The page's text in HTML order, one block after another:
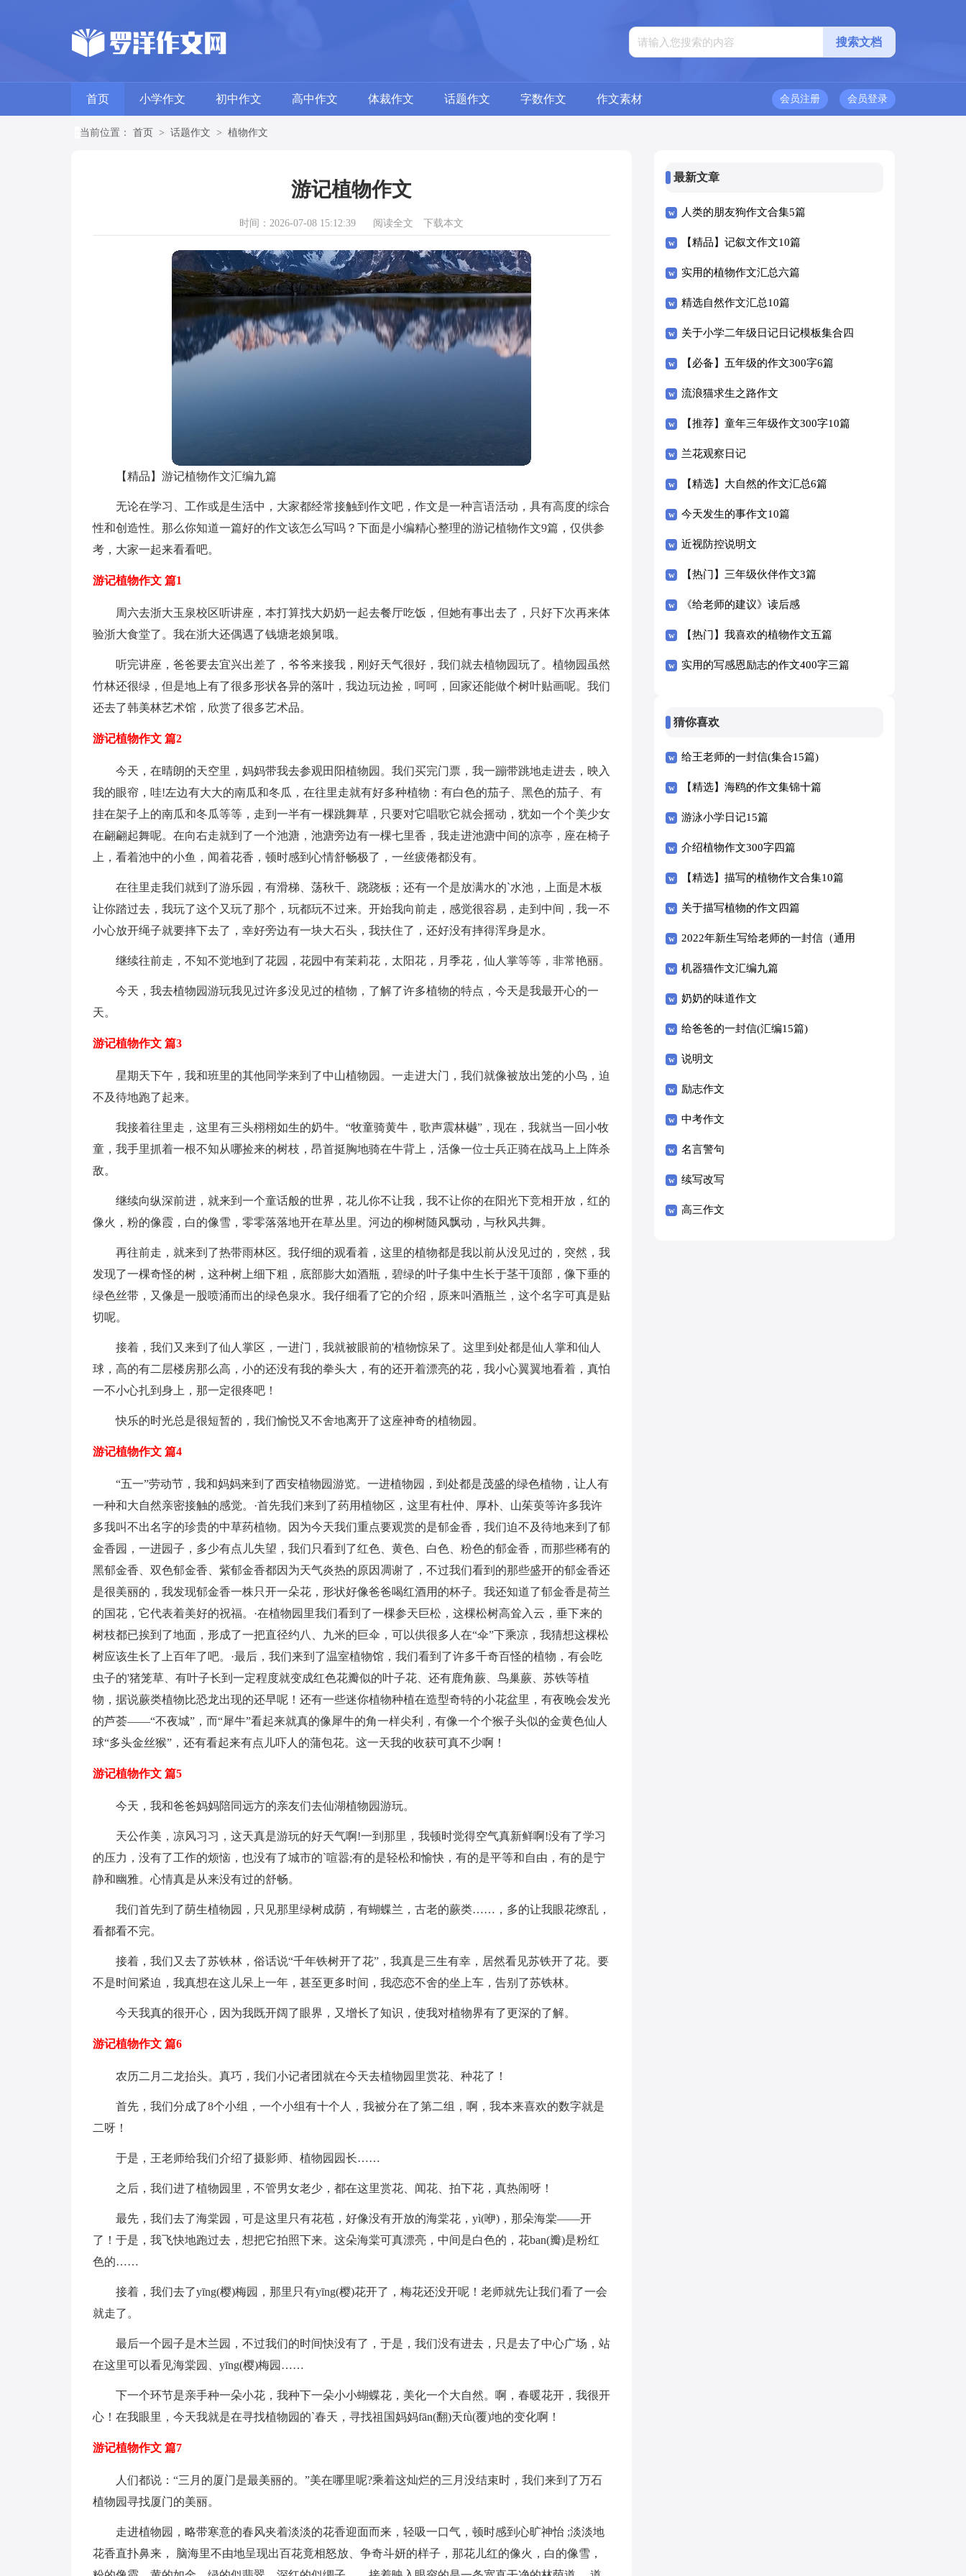
首页 小学作文 初中作文 高中作文 体裁作文 话题作文 字数作文 作文素材 会员登录
会员注册
当前位置： 首页 > 话题作文 > 植物作文
游记植物作文
时间：2026-07-08 15:12:39 阅读全文 下载本文
【精品】游记植物作文汇编九篇
无论在学习、工作或是生活中，大家都经常接触到作文吧，作文是一种言语活动，具有高度的综合
性和创造性。那么你知道一篇好的作文该怎么写吗？下面是小编精心整理的游记植物作文9篇，仅供参
考，大家一起来看看吧。
游记植物作文 篇1
周六去浙大玉泉校区听讲座，本打算找大奶奶一起去餐厅吃饭，但她有事出去了，只好下次再来体
验浙大食堂了。我在浙大还偶遇了钱塘老娘舅哦。
听完讲座，爸爸要去宜兴出差了，爷爷来接我，刚好天气很好，我们就去植物园玩了。植物园虽然
竹林还很绿，但是地上有了很多形状各异的落叶，我边玩边捡，呵呵，回家还能做个树叶贴画呢。我们
还去了韩美林艺术馆，欣赏了很多艺术品。
游记植物作文 篇2
今天，在晴朗的天空里，妈妈带我去参观田阳植物园。我们买完门票，我一蹦带跳地走进去，映入
我的眼帘，哇!左边有大大的南瓜和冬瓜，在往里走就有好多种植物：有白色的茄子、黑色的茄子、有
挂在架子上的南瓜和冬瓜等等，走到一半有一棵跳舞草，只要对它唱歌它就会摇动，犹如一个个美少女
在翩翩起舞呢。在向右走就到了一个池溏，池溏旁边有一棵七里香，我走进池溏中间的凉亭，座在椅子
上，看着池中的小鱼，闻着花香，顿时感到心情舒畅极了，一丝疲倦都没有。
在往里走我们就到了游乐园，有滑梯、荡秋千、跷跷板；还有一个是放满水的`水池，上面是木板
让你踏过去，我玩了这个又玩了那个，玩都玩不过来。开始我向前走，感觉很容易，走到中间，我一不
小心放开绳子就要摔下去了，幸好旁边有一块大石头，我扶住了，还好没有摔得浑身是水。
继续往前走，不知不觉地到了花园，花园中有茉莉花，太阳花，月季花，仙人掌等等，非常艳丽。
今天，我去植物园游玩我见过许多没见过的植物，了解了许多植物的特点，今天是我最开心的一
天。
游记植物作文 篇3
星期天下午，我和班里的其他同学来到了中山植物园。一走进大门，我们就像被放出笼的小鸟，迫
不及待地跑了起来。
我接着往里走，这里有三头栩栩如生的奶牛。“牧童骑黄牛，歌声震林樾”，现在，我就当一回小牧
童，我手里抓着一根不知从哪捡来的树枝，昂首挺胸地骑在牛背上，活像一位士兵正骑在战马上上阵杀
敌。
继续向纵深前进，就来到一个童话般的世界，花儿你不让我，我不让你的在阳光下竞相开放，红的
像火，粉的像霞，白的像雪，零零落落地开在草丛里。河边的柳树随风飘动，与秋风共舞。
再往前走，就来到了热带雨林区。我仔细的观看着，这里的植物都是我以前从没见过的，突然，我
发现了一棵奇怪的树，这种树上细下粗，底部膨大如酒瓶，碧绿的叶子集中生长于茎干顶部，像下垂的
绿色丝带，又像是一股喷涌而出的绿色泉水。我仔细看了它的介绍，原来叫酒瓶兰，这个名字可真是贴
切呢。
接着，我们又来到了仙人掌区，一进门，我就被眼前的'植物惊呆了。这里到处都是仙人掌和仙人
球，高的有二层楼房那么高，小的还没有我的拳头大，有的还开着漂亮的花，我小心翼翼地看着，真怕
一不小心扎到身上，那一定很疼吧！
快乐的时光总是很短暂的，我们愉悦又不舍地离开了这座神奇的植物园。
游记植物作文 篇4
“五一”劳动节，我和妈妈来到了西安植物园游览。一进植物园，到处都是茂盛的绿色植物，让人有
一种和大自然亲密接触的感觉。·首先我们来到了药用植物区，这里有杜仲、厚朴、山茱萸等许多我许
多我叫不出名字的珍贵的中草药植物。因为今天我们重点要观赏的是郁金香，我们迫不及待地来到了郁
金香园，一进园子，多少有点儿失望，我们只看到了红色、黄色、白色、粉色的郁金香，而那些稀有的
黑郁金香、双色郁金香、紫郁金香都因为天气炎热的原因凋谢了，不过我们看到的那些盛开的郁金香还
是很美丽的，我发现郁金香一株只开一朵花，形状好像爸爸喝红酒用的杯子。我还知道了郁金香是荷兰
的国花，它代表着美好的祝福。·在植物园里我们看到了一棵参天巨松，这棵松树高耸入云，垂下来的
树枝都已挨到了地面，形成了一把直径约八、九米的巨伞，可以供很多人在“伞”下乘凉，我猜想这棵松
树应该生长了上百年了吧。·最后，我们来到了温室植物馆，我们看到了许多千奇百怪的植物，有会吃
虫子的'猪笼草、有叶子长到一定程度就变成红色花瓣似的叶子花、还有鹿角蕨、鸟巢蕨、苏铁等植
物，据说蕨类植物比恐龙出现的还早呢！还有一些迷你植物种植在造型奇特的小花盆里，有夜晚会发光
的芦荟——“不夜城”，而“犀牛”看起来就真的像犀牛的角一样尖利，有像一个个猴子头似的金黄色仙人
球“多头金丝猴”，还有看起来有点儿吓人的蒲包花。这一天我的收获可真不少啊！
游记植物作文 篇5
今天，我和爸爸妈妈陪同远方的亲友们去仙湖植物园游玩。
天公作美，凉风习习，这天真是游玩的好天气啊!一到那里，我顿时觉得空气真新鲜啊!没有了学习
的压力，没有了工作的烦恼，也没有了城市的`喧嚣;有的是轻松和愉快，有的是平等和自由，有的是宁
静和幽雅。心情真是从来没有过的舒畅。
我们首先到了荫生植物园，只见那里绿树成荫，有蝴蝶兰，古老的蕨类……，多的让我眼花缭乱，
看都看不完。
接着，我们又去了苏铁林，俗话说“千年铁树开了花”，我真是三生有幸，居然看见苏铁开了花。要
不是时间紧迫，我真想在这儿呆上一年，甚至更多时间，我恋恋不舍的坐上车，告别了苏铁林。
今天我真的很开心，因为我既开阔了眼界，又增长了知识，使我对植物界有了更深的了解。
游记植物作文 篇6
农历二月二龙抬头。真巧，我们小记者团就在今天去植物园里赏花、种花了！
首先，我们分成了8个小组，一个小组有十个人，我被分在了第二组，啊，我本来喜欢的数字就是
二呀！
于是，王老师给我们介绍了摄影师、植物园园长……
之后，我们进了植物园里，不管男女老少，都在这里赏花、闻花、拍下花，真热闹呀！
最先，我们去了海棠园，可是这里只有花苞，好像没有开放的海棠花，yì(咿)，那朵海棠——开
了！于是，我飞快地跑过去，想把它拍照下来。这朵海棠可真漂亮，中间是白色的，花ban(瓣)是粉红
色的……
接着，我们去了yīng(樱)梅园，那里只有yīng(樱)花开了，梅花还没开呢！老师就先让我们看了一会
就走了。
最后一个园子是木兰园，不过我们的时间快没有了，于是，我们没有进去，只是去了中心广场，站
在这里可以看见海棠园、yīng(樱)梅园……
下一个环节是亲手种一朵小花，我种下一朵小小蝴蝶花，美化一个大自然。啊，春暖花开，我很开
心！在我眼里，今天我就是在寻找植物园的`春天，寻找祖国妈妈fān(翻)天fǜ(覆)地的变化啊！
游记植物作文 篇7
人们都说：“三月的厦门是最美丽的。”美在哪里呢?乘着这灿烂的三月没结束时，我们来到了万石
植物园寻找厦门的美丽。
走进植物园，略带寒意的春风夹着淡淡的花香迎面而来，轻吸一口气，顿时感到心旷神怡 ;淡淡地
花香直扑鼻来， 脑海里不由地呈现出百花竟相怒放、争奇斗妍的样子，那花儿红的像火，白的像雪，
最新文章
人类的朋友狗作文合集5篇
【精品】记叙文作文10篇
实用的植物作文汇总六篇
精选自然作文汇总10篇
关于小学二年级日记日记模板集合四
篇【必备】五年级的作文300字6篇
流浪猫求生之路作文
【推荐】童年三年级作文300字10篇
兰花观察日记
【精选】大自然的作文汇总6篇
今天发生的事作文10篇
近视防控说明文
【热门】三年级伙伴作文3篇
《给老师的建议》读后感
【热门】我喜欢的植物作文五篇
实用的写感恩励志的作文400字三篇
猜你喜欢
给王老师的一封信(集合15篇)
【精选】海鸥的作文集锦十篇
游泳小学日记15篇
介绍植物作文300字四篇
【精选】描写的植物作文合集10篇
关于描写植物的作文四篇
2022年新生写给老师的一封信（通用
8篇）
机器猫作文汇编九篇
奶奶的味道作文
给爸爸的一封信(汇编15篇)
说明文
励志作文
中考作文
名言警句
续写改写
高三作文